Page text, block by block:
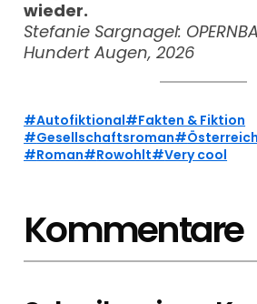
wieder.
Stefanie Sargnagel:
Hundert Augen, 2026
Autofiktional
Fakten & Fiktion
Gesellschaftsroman
Roman
Rowohlt Very cool
Kommentare